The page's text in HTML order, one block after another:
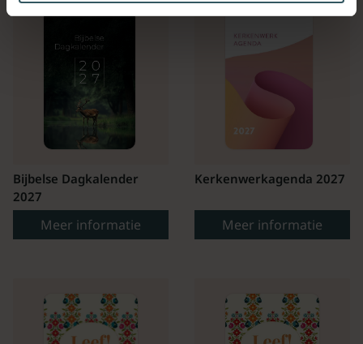
Bijbelse Dagkalender
2027
Meer informatie
Kerkenwerkagenda 2027
Meer informatie